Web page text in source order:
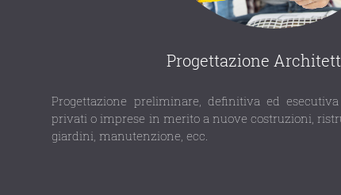
Progettazione
Progettazione preliminare, definitiva ed
privati o imprese in merito a nuove costruzioni,
giardini, manutenzione, ecc.